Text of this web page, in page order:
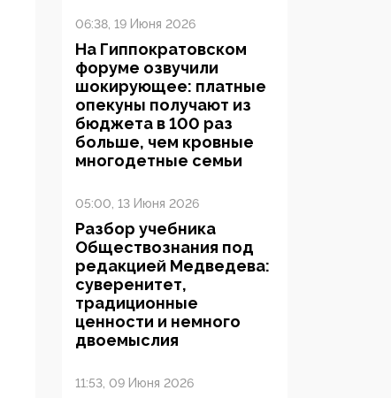
06:38, 19 Июня 2026
На Гиппократовском
форуме озвучили
шокирующее: платные
опекуны получают из
бюджета в 100 раз
больше, чем кровные
многодетные семьи
05:00, 13 Июня 2026
Разбор учебника
Обществознания под
редакцией Медведева:
суверенитет,
традиционные
ценности и немного
двоемыслия
11:53, 09 Июня 2026